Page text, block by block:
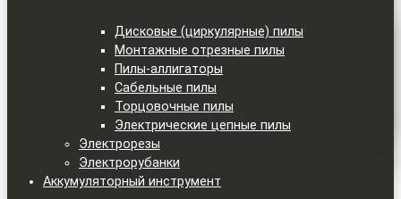
Дисковые (циркулярные) пилы
Монтажные отрезные пилы
Пилы-аллигаторы
Сабельные пилы
Торцовочные пилы
Электрические цепные пилы
Электрорезы
Электрорубанки
Аккумуляторный инструмент